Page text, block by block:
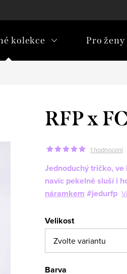
kolekce Pro ženy
RFP x
1 hodnocení
Jednoduchý tričko,
navíc pekelně sluší i
náramkem #jedurfp
Velikost
Barva